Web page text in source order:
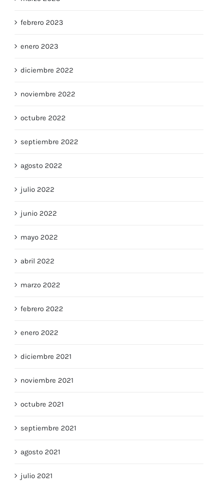
febrero 2023
enero 2023
diciembre 2022
noviembre 2022
octubre 2022
septiembre 2022
agosto 2022
julio 2022
junio 2022
mayo 2022
abril 2022
marzo 2022
febrero 2022
enero 2022
diciembre 2021
noviembre 2021
octubre 2021
septiembre 2021
agosto 2021
julio 2021